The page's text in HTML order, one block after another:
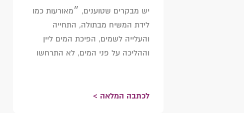
יש מבקרים שטוענים, ״מאורעות כמו
לידת המשיח מבתולה, התחייה
והעלייה לשמים, הפיכת המים ליין
וההליכה על פני המים, לא התרחשו
לכתבה המלאה >